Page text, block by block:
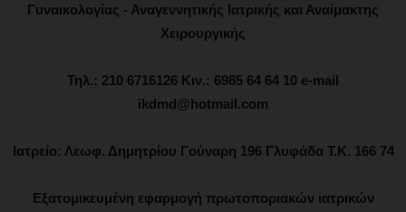
Γυναικολογίας - Αναγεννητικής Ιατρικής και Αναίμακτης
Χειρουργικής
Τηλ.: 210 6716126 Κιν.: 6985 64 64 10 e-mail
ikdmd@hotmail.com
Ιατρείο: Λεωφ. Δημητρίου Γούναρη 196 Γλυφάδα Τ.Κ. 166 74
Εξατομικευμένη εφαρμογή πρωτοποριακών ιατρικών